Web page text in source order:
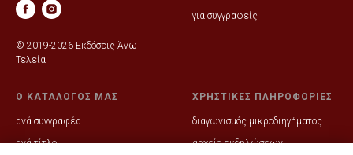
© 2019-2026 Εκδόσεις Άνω
Τελεία
για συγγραφείς
Ο ΚΑΤΑΛΟΓΟΣ ΜΑΣ
ανά συγγραφέα
ανά τίτλο
ΧΡΗΣΤΙΚΕΣ ΠΛΗΡΟΦΟΡΙΕΣ
διαγωνισμός μικροδιηγήματος
αρχείο εκδηλώσεων